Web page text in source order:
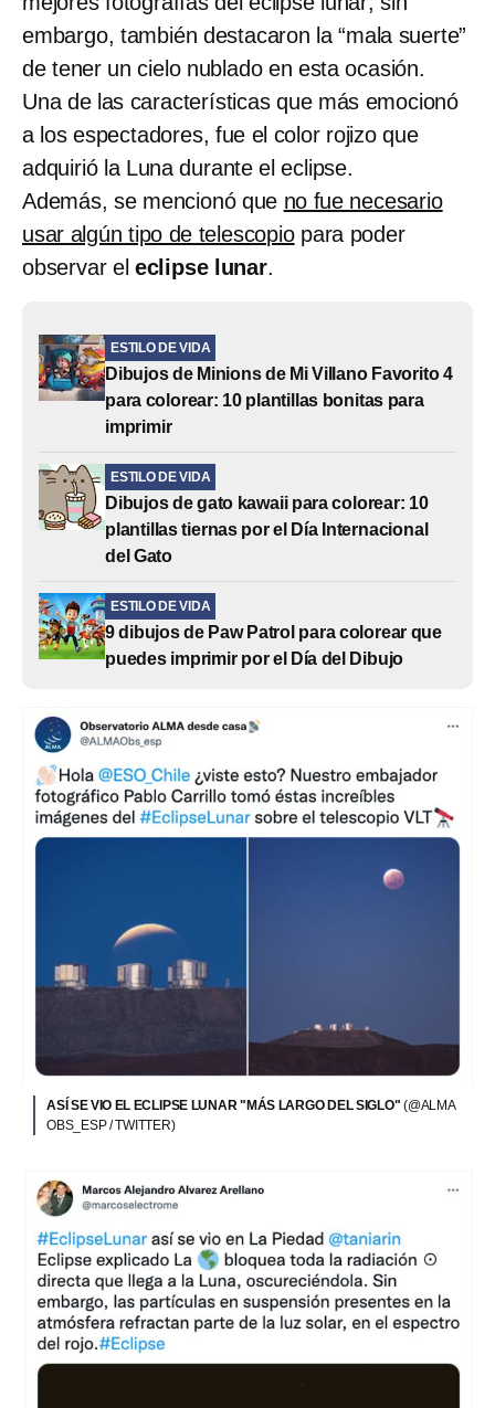
embargo, también destacaron la “mala suerte”
de tener un cielo nublado en esta ocasión.
Una de las características que más emocionó
a los espectadores, fue el color rojizo que
adquirió la Luna durante el eclipse.
Además, se mencionó que no fue necesario
usar algún tipo de telescopiopara poder
observar el eclipse lunar.
ESTILO DE VIDA
Dibujos de Minions de Mi Villano Favorito 4
para colorear: 10 plantillas bonitas para
imprimir
ESTILO DE VIDA
Dibujos de gato kawaii para colorear: 10
plantillas tiernas por el Día Internacional
del Gato
ESTILO DE VIDA
9 dibujos de Paw Patrol para colorear que
puedes imprimir por el Día del Dibujo
ASÍ SE VIO EL ECLIPSE LUNAR "MÁS LARGO DEL SIGLO" (@ALMA
OBS_ESP / TWITTER)